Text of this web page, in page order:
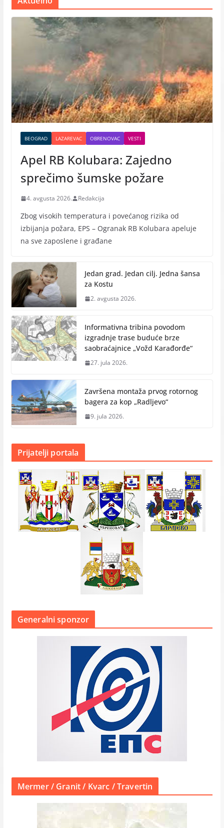
BEOGRAD LAZAREVAC OBRENOVAC VESTI
Apel RB Kolubara: Zajedno
sprečimo šumske požare
4. avgusta 2026. Redakcija
Zbog visokih temperatura i povećanog rizika od
izbijanja požara, EPS – Ogranak RB Кolubara apeluje
na sve zaposlene i građane
Jedan grad. Jedan cilj. Jedna šansa
za Kostu
2. avgusta 2026.
Informativna tribina povodom
izgradnje trase buduće brze
saobraćajnice „Vožd Кarađorđe“
27. jula 2026.
Završena montaža prvog rotornog
bagera za kop „Radlјevo“
9. jula 2026.
Prijatelji portala
Generalni sponzor
Mermer / Granit / Kvarc / Travertin